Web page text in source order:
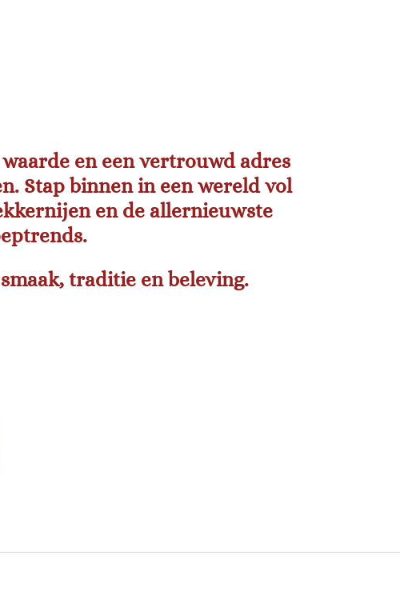
en een vertrouwd adres
Stap binnen in een wereld vol
en de allernieuwste
traditie en beleving.